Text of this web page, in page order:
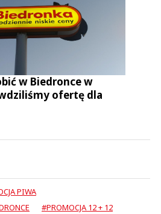
w Biedronce w
ofertę dla
PIWA
#PROMOCJA 12 + 12